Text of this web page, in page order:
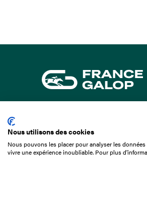
01 49 10 20 29
Nous utilisons des cookies
Nous pouvons les placer pour analyser les
vivre une expérience inoubliable. Pour plus